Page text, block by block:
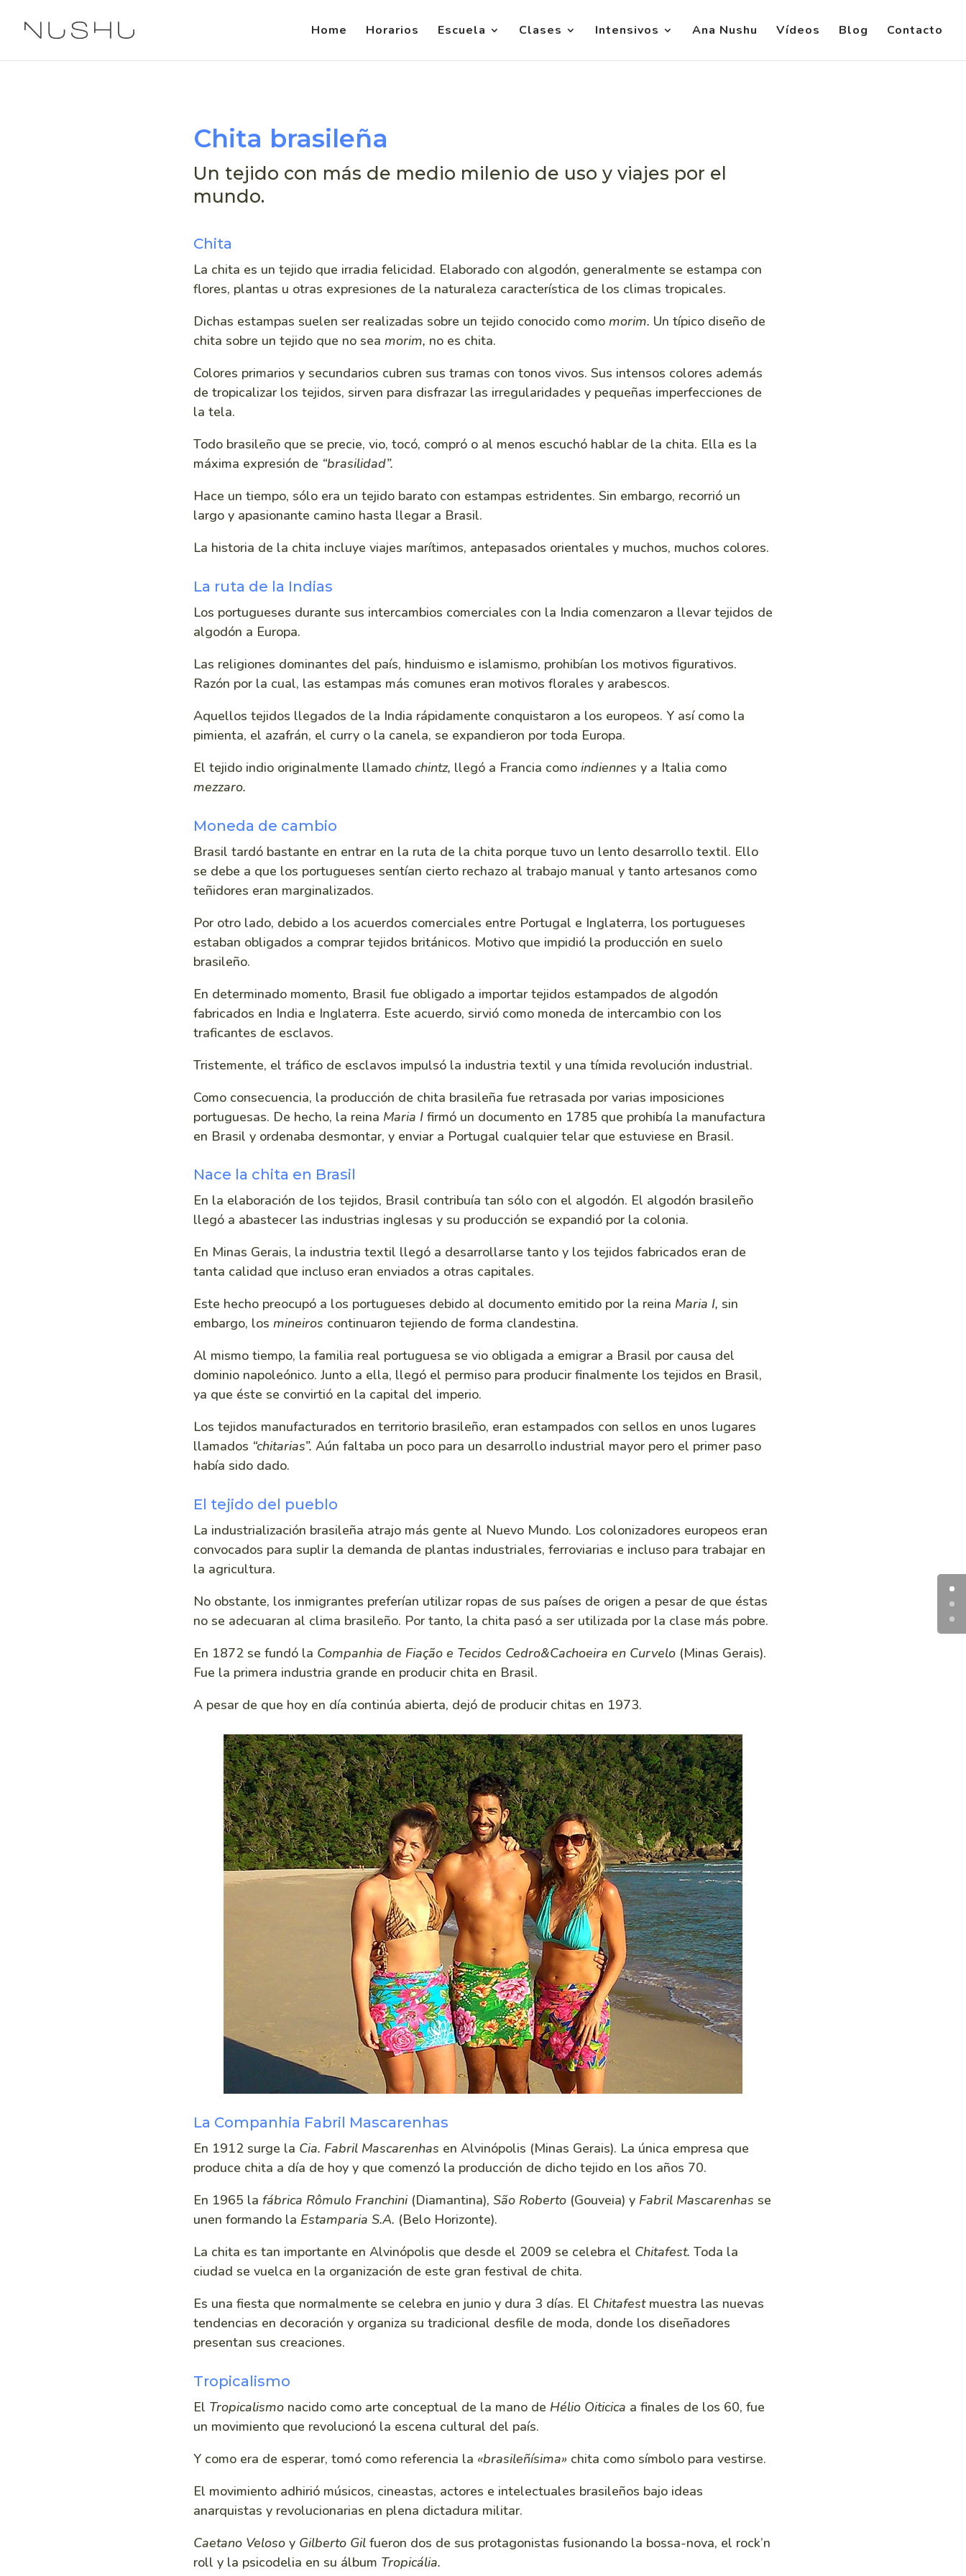
Home Horarios Escuela Clases Intensivos Ana Nushu Vídeos Blog Contacto
Chita brasileña
Un tejido con más de medio milenio de uso y viajes por el
mundo.
Chita
La chita es un tejido que irradia felicidad. Elaborado con algodón, generalmente se estampa con
flores, plantas u otras expresiones de la naturaleza característica de los climas tropicales.
Dichas estampas suelen ser realizadas sobre un tejido conocido como morim. Un típico diseño de
chita sobre un tejido que no sea morim, no es chita.
Colores primarios y secundarios cubren sus tramas con tonos vivos. Sus intensos colores además
de tropicalizar los tejidos, sirven para disfrazar las irregularidades y pequeñas imperfecciones de
la tela.
Todo brasileño que se precie, vio, tocó, compró o al menos escuchó hablar de la chita. Ella es la
máxima expresión de “brasilidad”.
Hace un tiempo, sólo era un tejido barato con estampas estridentes. Sin embargo, recorrió un
largo y apasionante camino hasta llegar a Brasil.
La historia de la chita incluye viajes marítimos, antepasados orientales y muchos, muchos colores.
La ruta de la Indias
Los portugueses durante sus intercambios comerciales con la India comenzaron a llevar tejidos de
algodón a Europa.
Las religiones dominantes del país, hinduismo e islamismo, prohibían los motivos figurativos.
Razón por la cual, las estampas más comunes eran motivos florales y arabescos.
Aquellos tejidos llegados de la India rápidamente conquistaron a los europeos. Y así como la
pimienta, el azafrán, el curry o la canela, se expandieron por toda Europa.
El tejido indio originalmente llamado chintz, llegó a Francia como indiennes y a Italia como
mezzaro.
Moneda de cambio
Brasil tardó bastante en entrar en la ruta de la chita porque tuvo un lento desarrollo textil. Ello
se debe a que los portugueses sentían cierto rechazo al trabajo manual y tanto artesanos como
teñidores eran marginalizados.
Por otro lado, debido a los acuerdos comerciales entre Portugal e Inglaterra, los portugueses
estaban obligados a comprar tejidos británicos. Motivo que impidió la producción en suelo
brasileño.
En determinado momento, Brasil fue obligado a importar tejidos estampados de algodón
fabricados en India e Inglaterra. Este acuerdo, sirvió como moneda de intercambio con los
traficantes de esclavos.
Tristemente, el tráfico de esclavos impulsó la industria textil y una tímida revolución industrial.
Como consecuencia, la producción de chita brasileña fue retrasada por varias imposiciones
portuguesas. De hecho, la reina Maria Ifirmó un documento en 1785 que prohibía la manufactura
en Brasil y ordenaba desmontar, y enviar a Portugal cualquier telar que estuviese en Brasil.
Nace la chita en Brasil
En la elaboración de los tejidos, Brasil contribuía tan sólo con el algodón. El algodón brasileño
llegó a abastecer las industrias inglesas y su producción se expandió por la colonia.
En Minas Gerais, la industria textil llegó a desarrollarse tanto y los tejidos fabricados eran de
tanta calidad que incluso eran enviados a otras capitales.
Este hecho preocupó a los portugueses debido al documento emitido por la reina Maria I, sin
embargo, los mineiros continuaron tejiendo de forma clandestina.
Al mismo tiempo, la familia real portuguesa se vio obligada a emigrar a Brasil por causa del
dominio napoleónico. Junto a ella, llegó el permiso para producir finalmente los tejidos en Brasil,
ya que éste se convirtió en la capital del imperio.
Los tejidos manufacturados en territorio brasileño, eran estampados con sellos en unos lugares
llamados “chitarias”. Aún faltaba un poco para un desarrollo industrial mayor pero el primer paso
había sido dado.
El tejido del pueblo
La industrialización brasileña atrajo más gente al Nuevo Mundo. Los colonizadores europeos eran
convocados para suplir la demanda de plantas industriales, ferroviarias e incluso para trabajar en
la agricultura.
No obstante, los inmigrantes preferían utilizar ropas de sus países de origen a pesar de que éstas
no se adecuaran al clima brasileño. Por tanto, la chita pasó a ser utilizada por la clase más pobre.
En 1872 se fundó la Companhia de Fiação e Tecidos Cedro&Cachoeira en Curvelo(Minas Gerais).
Fue la primera industria grande en producir chita en Brasil.
A pesar de que hoy en día continúa abierta, dejó de producir chitas en 1973.
La Companhia Fabril Mascarenhas
En 1912 surge la Cia. Fabril Mascarenhas en Alvinópolis (Minas Gerais). La única empresa que
produce chita a día de hoy y que comenzó la producción de dicho tejido en los años 70.
En 1965 la fábrica Rômulo Franchini(Diamantina), São Roberto(Gouveia) y Fabril Mascarenhas se
unen formando la Estamparia S.A. (Belo Horizonte).
La chita es tan importante en Alvinópolis que desde el 2009 se celebra el Chitafest. Toda la
ciudad se vuelca en la organización de este gran festival de chita.
Es una fiesta que normalmente se celebra en junio y dura 3 días. El Chitafestmuestra las nuevas
tendencias en decoración y organiza su tradicional desfile de moda, donde los diseñadores
presentan sus creaciones.
Tropicalismo
El Tropicalismonacido como arte conceptual de la mano de Hélio Oiticica a finales de los 60, fue
un movimiento que revolucionó la escena cultural del país.
Y como era de esperar, tomó como referencia la «brasileñísima» chita como símbolo para vestirse.
El movimiento adhirió músicos, cineastas, actores e intelectuales brasileños bajo ideas
anarquistas y revolucionarias en plena dictadura militar.
Caetano Velosoy Gilberto Gilfueron dos de sus protagonistas fusionando la bossa-nova, el rock’n
roll y la psicodelia en su álbum Tropicália.